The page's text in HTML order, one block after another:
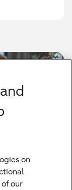
on
our